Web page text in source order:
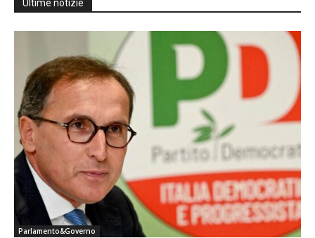
Ultime notizie
Parlamento&Governo